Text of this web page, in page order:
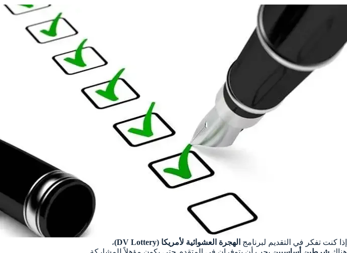
إذا كنت تفكر في التقديم لبرنامج الهجرة العشوائية لأمريكا (DV Lottery )،